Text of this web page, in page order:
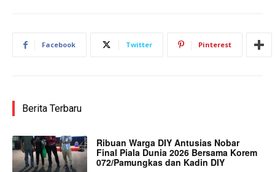
Facebook Twitter Pinterest
Berita Terbaru
Ribuan Warga DIY Antusias Nobar
Final Piala Dunia 2026 Bersama Korem
072/Pamungkas dan Kadin DIY